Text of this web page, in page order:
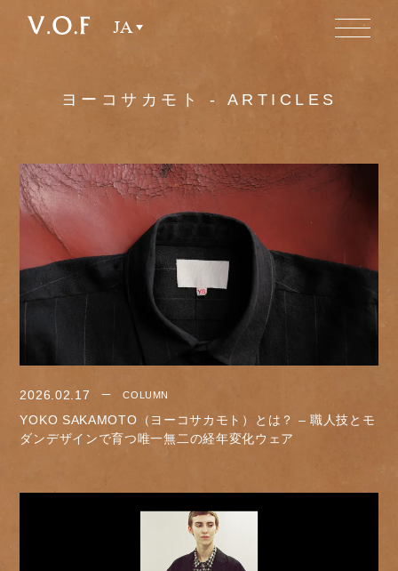
JA
ヨーコサカモト - ARTICLES
2026.02.17 COLUMN
YOKO SAKAMOTO（ヨーコサカモト）とは？ – 職人技とモ
ダンデザインで育つ唯一無二の経年変化ウェア